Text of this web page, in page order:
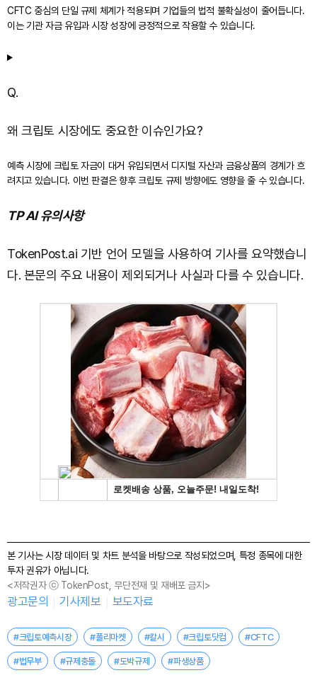
CFTC 중심의 단일 규제 체계가 적용되며 기업들의 법적 불확실성이 줄어듭니다.
이는 기관 자금 유입과 시장 성장에 긍정적으로 작용할 수 있습니다.
Q.
왜 크립토 시장에도 중요한 이슈인가요?
예측 시장에 크립토 자금이 대거 유입되면서 디지털 자산과 금융상품의 경계가 흐
려지고 있습니다. 이번 판결은 향후 크립토 규제 방향에도 영향을 줄 수 있습니다.
TP AI 유의사항
TokenPost.ai 기반 언어 모델을 사용하여 기사를 요약했습니
다. 본문의 주요 내용이 제외되거나 사실과 다를 수 있습니다.
본 기사는 시장 데이터 및 차트 분석을 바탕으로 작성되었으며, 특정 종목에 대한
투자 권유가 아닙니다.
<저작권자 ⓒ TokenPost, 무단전재 및 재배포 금지>
광고문의 기사제보 보도자료
#크립토예측시장 #폴리마켓 #칼시 #크립토닷컴 #CFTC
#법무부 #규제충돌 #도박규제 #파생상품